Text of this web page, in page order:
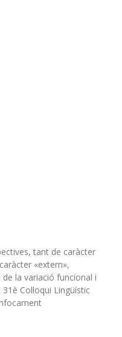
tant de caràcter
«extern»,
la variació funcional i
Col·loqui Lingüístic